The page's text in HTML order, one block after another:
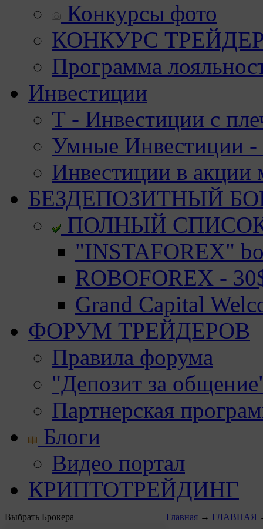
Конкурсы фото
КОНКУРС
Программа
Инвестиции
Т - Инвестиции с
Умные Инвестиции -
Инвестиции в акции
БЕЗДЕПОЗИТНЫЙ
ПОЛНЫЙ
"INSTAFOREX"
ROBOFOREX -
Grand Capital
ФОРУМ ТРЕЙДЕРОВ
Правила форума
"Депозит за
Партнерская
Блоги
Видео портал
КРИПТОТРЕЙДИНГ
Выбрать Брокера Главная → ГЛАВНАЯ